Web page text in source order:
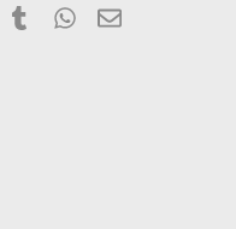
TumblrWhatsApp
E-posta